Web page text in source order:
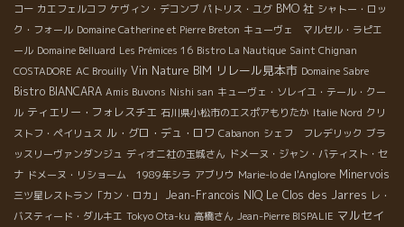
コー カエフェルコフ ケヴィン・デコンブ パトリス・ユグ BMO 社 シャトー・ロッ
ク・フォール Domaine Catherine et Pierre Breton キューヴェ マルセル・ラピエ
ール Domaine Belluard Les Prémices 16 Bistro La Nautique Saint Chignan
COSTADORE AC Brouilly Vin Nature BIM リレール見本市 Domaine Sabre
Bistro BIANCARA Amis Buvons Nishi san キューヴェ・ソレイユ・テール・クー
ル ティエリー・フォレスチエ 石川県小松市のエスポアもりたか Italie Nord クリ
ストフ・ペイリュス ル・グロ・デュ・ロワ Cabanon シェフ フレデリック ブラ
ッスリーヴァンダンジュ ディオニ社の玉城さん ドメーヌ・ジャン・バティスト・セ
ナ ドメーヌ・リショーム 1989年シラ アブリウ Marie-lo de l'Anglore Minervois
三ツ星レストラン「カン・ロカ」 Jean-Francois NIQ Le Clos des Jarres レ・
バスティード・ダルキエ Tokyo Ota-ku 高橋さん Jean-Pierre BISPALIE マルセイ